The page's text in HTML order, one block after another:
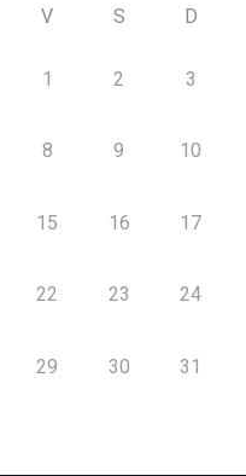
V S D
1 2 3
8 9 10
15 16 17
22 23 24
29 30 31